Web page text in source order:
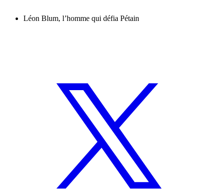
Léon Blum, l’homme qui défia Pétain